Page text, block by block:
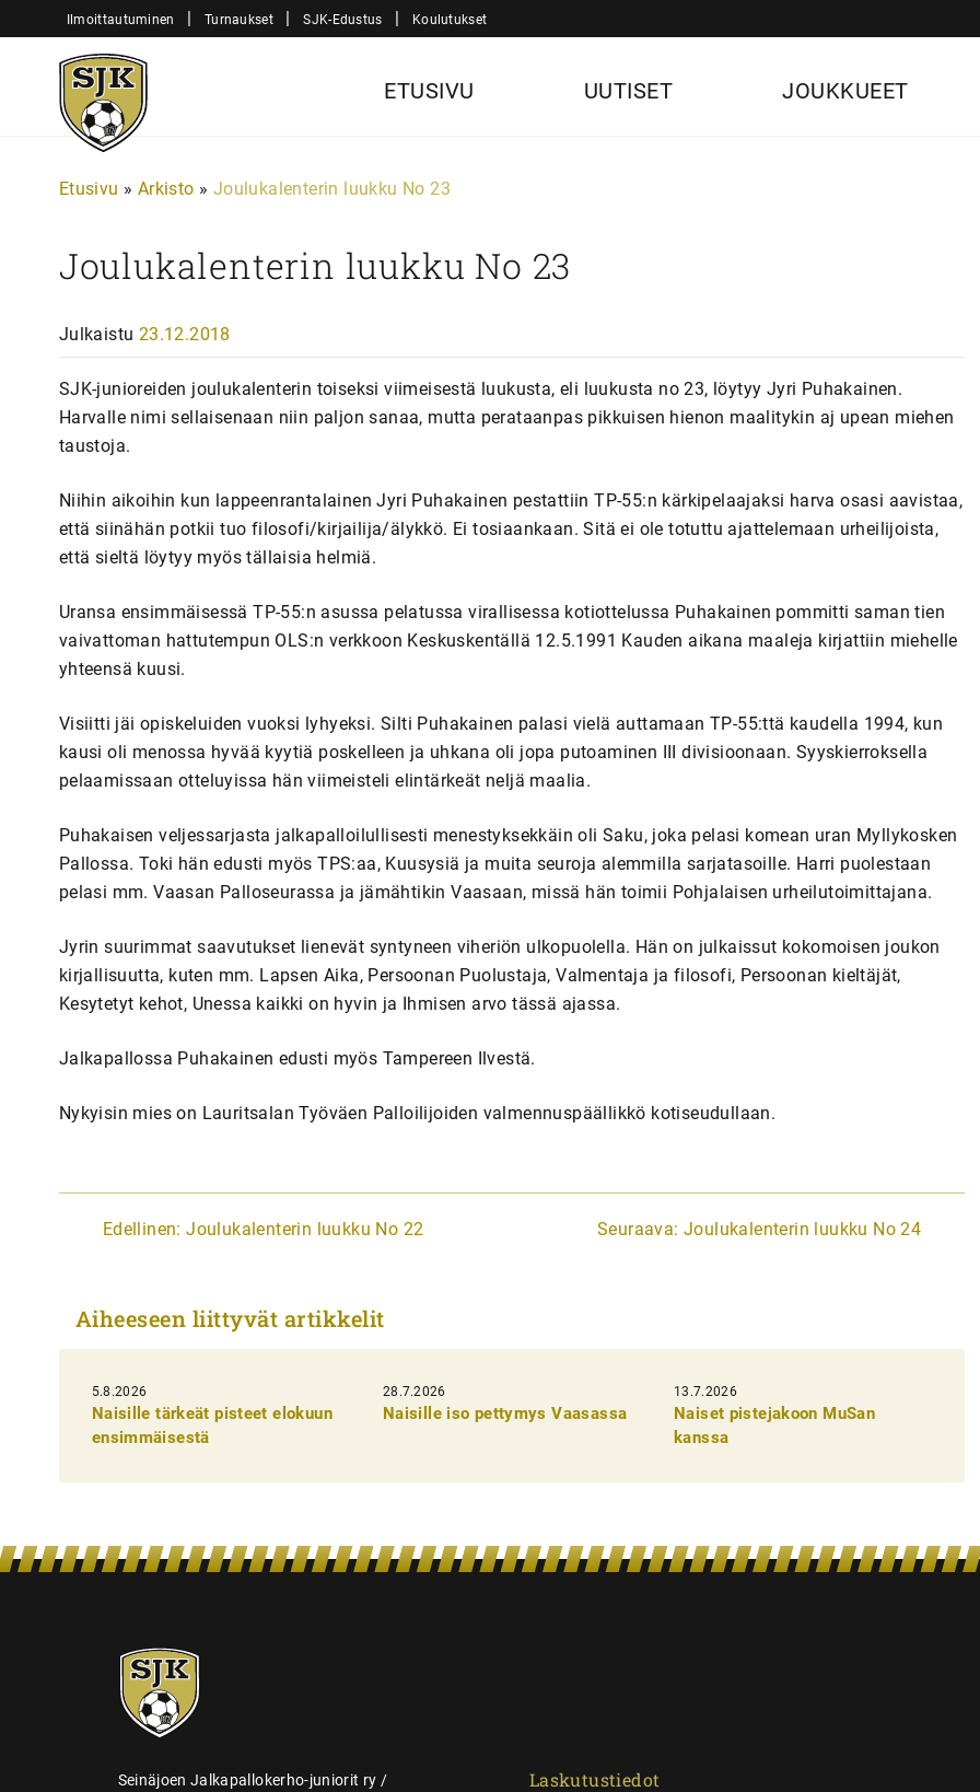
sisältöön
Ilmoittautuminen | Turnaukset | SJK-Edustus | Koulutukset
Sjk-
Juniorit
ETUSIVU UUTISET JOUKKUEET
Etusivu » Arkisto » Joulukalenterin luukku No 23
Joulukalenterin luukku No 23
Julkaistu 23.12.2018
SJK-junioreiden joulukalenterin toiseksi viimeisestä luukusta, eli luukusta no 23, löytyy Jyri Puhakainen.
Harvalle nimi sellaisenaan niin paljon sanaa, mutta perataanpas pikkuisen hienon maalitykin aj upean miehen
taustoja.
Niihin aikoihin kun lappeenrantalainen Jyri Puhakainen pestattiin TP-55:n kärkipelaajaksi harva osasi aavistaa,
että siinähän potkii tuo filosofi/kirjailija/älykkö. Ei tosiaankaan. Sitä ei ole totuttu ajattelemaan urheilijoista,
että sieltä löytyy myös tällaisia helmiä.
Uransa ensimmäisessä TP-55:n asussa pelatussa virallisessa kotiottelussa Puhakainen pommitti saman tien
vaivattoman hattutempun OLS:n verkkoon Keskuskentällä 12.5.1991 Kauden aikana maaleja kirjattiin miehelle
yhteensä kuusi.
Visiitti jäi opiskeluiden vuoksi lyhyeksi. Silti Puhakainen palasi vielä auttamaan TP-55:ttä kaudella 1994, kun
kausi oli menossa hyvää kyytiä poskelleen ja uhkana oli jopa putoaminen III divisioonaan. Syyskierroksella
pelaamissaan otteluyissa hän viimeisteli elintärkeät neljä maalia.
Puhakaisen veljessarjasta jalkapalloilullisesti menestyksekkäin oli Saku, joka pelasi komean uran Myllykosken
Pallossa. Toki hän edusti myös TPS:aa, Kuusysiä ja muita seuroja alemmilla sarjatasoille. Harri puolestaan
pelasi mm. Vaasan Palloseurassa ja jämähtikin Vaasaan, missä hän toimii Pohjalaisen urheilutoimittajana.
Jyrin suurimmat saavutukset lienevät syntyneen viheriön ulkopuolella. Hän on julkaissut kokomoisen joukon
kirjallisuutta, kuten mm. Lapsen Aika, Persoonan Puolustaja, Valmentaja ja filosofi, Persoonan kieltäjät,
Kesytetyt kehot, Unessa kaikki on hyvin ja Ihmisen arvo tässä ajassa.
Jalkapallossa Puhakainen edusti myös Tampereen Ilvestä.
Nykyisin mies on Lauritsalan Työväen Palloilijoiden valmennuspäällikkö kotiseudullaan.
A
i
k
e
n
Edellinen: Joulukalenterin luukku No 22 Seuraava: Joulukalenterin luukku No 24
Aiheeseen liittyvät artikkelit
5.8.2026
Naisille tärkeät pisteet elokuun
ensimmäisestä
28.7.2026
Naisille iso pettymys Vaasassa
13.7.2026
Naiset pistejakoon MuSan
kanssa
SJK-
juniorit
Seinäjoen Jalkapallokerho-juniorit ry /
Laskutustiedot